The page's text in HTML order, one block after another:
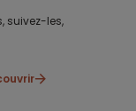
suivez-les,